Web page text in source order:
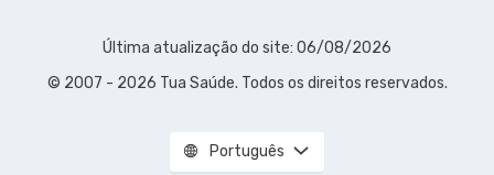
Última atualização do site: 06/08/2026
© 2007 - 2026 Tua Saúde. Todos os direitos reservados.
Português